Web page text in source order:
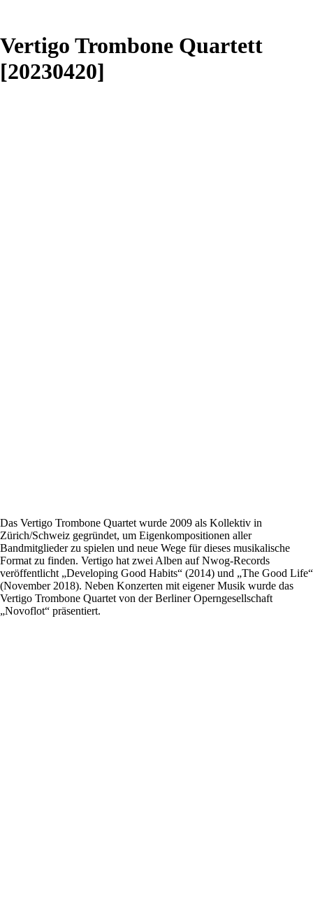
Vertigo Trombone Quartett
[20230420]
Das Vertigo Trombone Quartet wurde 2009 als Kollektiv in
Zürich/Schweiz gegründet, um Eigenkompositionen aller
Bandmitglieder zu spielen und neue Wege für dieses musikalische
Format zu finden. Vertigo hat zwei Alben auf Nwog-Records
veröffentlicht „Developing Good Habits“ (2014) und „The Good Life“
(November 2018). Neben Konzerten mit eigener Musik wurde das
Vertigo Trombone Quartet von der Berliner Operngesellschaft
„Novoflot“ präsentiert.